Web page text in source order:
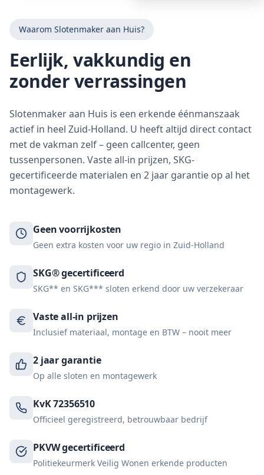
Waarom Slotenmaker aan Huis?
Eerlijk, vakkundig en
zonder verrassingen
Slotenmaker aan Huis is een erkende éénmanszaak
actief in heel Zuid-Holland. U heeft altijd direct contact
met de vakman zelf – geen callcenter, geen
tussenpersonen. Vaste all-in prijzen, SKG-
gecertificeerde materialen en 2 jaar garantie op al het
montagewerk.
Geen voorrijkosten
Geen extra kosten voor uw regio in Zuid-Holland
SKG® gecertificeerd
SKG** en SKG*** sloten erkend door uw verzekeraar
Vaste all-in prijzen
Inclusief materiaal, montage en BTW – nooit meer
2 jaar garantie
Op alle sloten en montagewerk
KvK 72356510
Officieel geregistreerd, betrouwbaar bedrijf
PKVW gecertificeerd
Politiekeurmerk Veilig Wonen erkende producten